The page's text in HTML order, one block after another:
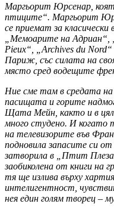
Маргьорит Юрсенар,
птиците“. Маргьорит
се приемат за
„Мемоарите на Адриан“,
Pieux“, „Archives du
Париж, със силата на
място сред водещите
Ние сме там в средата на
пасищата и горите
Щата Мейн, както и в
много студено. И когато
на телевизорите във
подновила запасите си
затворила в „Птит
заобиколена от книги на
тя ще излива върху
интелигентност,
нея един голям творец –